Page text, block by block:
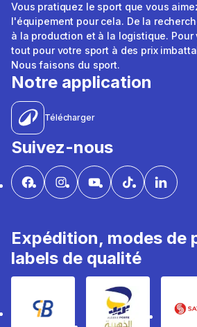
Vous pratiquez le sport que vous
l'équipement pour cela. De la
à la production et à la logistique.
tout pour votre sport à des prix
Nous faisons du sport.
Notre application
Télécharger
Suivez-nous
Expédition, modes de
labels de qualité